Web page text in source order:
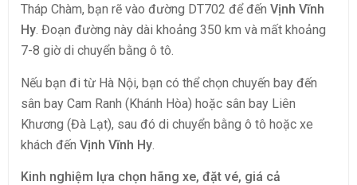
Tháp Chàm, bạn rẽ vào đường DT702 để đến Vịnh Vĩnh
Hy. Đoạn đường này dài khoảng 350 km và mất khoảng
7-8 giờ di chuyển bằng ô tô.
Nếu bạn đi từ Hà Nội, bạn có thể chọn chuyến bay đến
sân bay Cam Ranh (Khánh Hòa) hoặc sân bay Liên
Khương (Đà Lạt), sau đó di chuyển bằng ô tô hoặc xe
khách đến Vịnh Vĩnh Hy.
Kinh nghiệm lựa chọn hãng xe, đặt vé, giá cả